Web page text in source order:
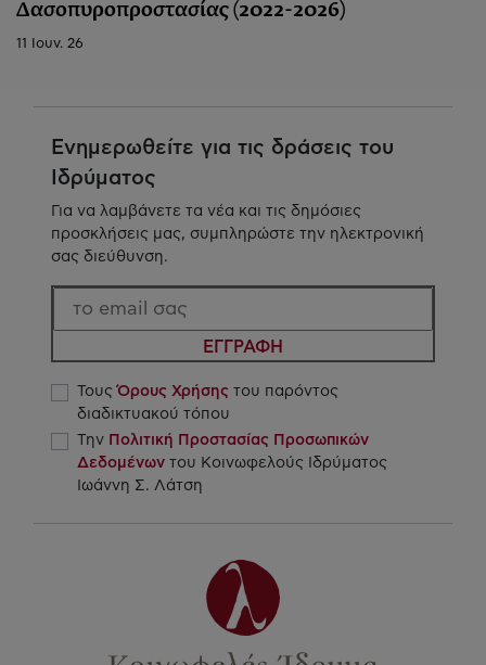
Δασοπυροπροστασίας (2022-2026)
11 Ιουν. 26
Ενημερωθείτε για τις δράσεις του
Ιδρύματος
Για να λαμβάνετε τα νέα και τις δημόσιες
προσκλήσεις μας, συμπληρώστε την ηλεκτρονική
σας διεύθυνση.
ΕΓΓΡΑΦΗ
ΤουςΌρους Χρήσης του παρόντος
διαδικτυακού τόπου
Την Πολιτική Προστασίας Προσωπικών
Δεδομένων του Κοινωφελούς Ιδρύματος
Ιωάννη Σ. Λάτση